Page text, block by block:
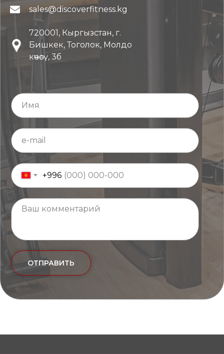
+996
ОТПРАВИТЬ
sales@discoverfitness.kg
720001, Кыргызстан, г.
Бишкек, Тоголок, Молдо
көчөсү, 3б